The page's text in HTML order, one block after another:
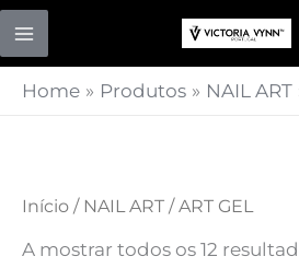
Skip
content
Home Produtos NAIL ART
Início / NAIL ART / ART GEL
A mostrar todos os 12